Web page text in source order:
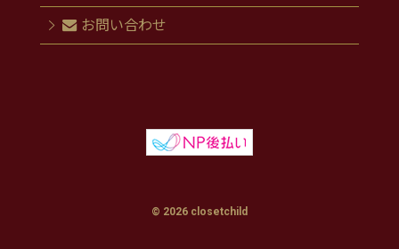
お問い合わせ
© 2026 closetchild